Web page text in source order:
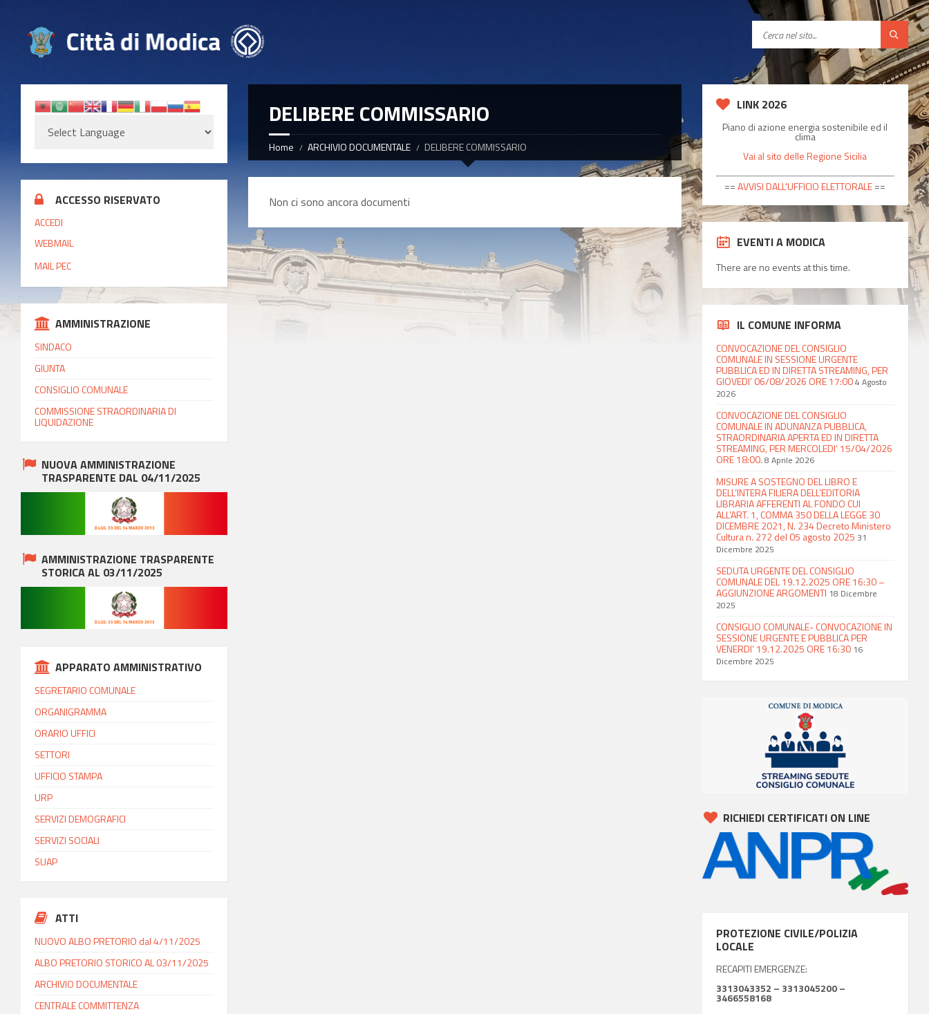
C
r
a
DELIBERE COMMISSARIO
Home ARCHIVIO DOCUMENTALE DELIBERE COMMISSARIO
Non ci sono ancora documenti
ACCESSO RISERVATO
ACCEDI
WEBMAIL
MAIL PEC
AMMINISTRAZIONE
SINDACO
GIUNTA
CONSIGLIO COMUNALE
COMMISSIONE STRAORDINARIA DI
LIQUIDAZIONE
NUOVA AMMINISTRAZIONE
TRASPARENTE DAL 04/11/2025
AMMINISTRAZIONE TRASPARENTE
STORICA AL 03/11/2025
APPARATO AMMINISTRATIVO
SEGRETARIO COMUNALE
ORGANIGRAMMA
ORARIO UFFICI
SETTORI
UFFICIO STAMPA
URP
SERVIZI DEMOGRAFICI
SERVIZI SOCIALI
SUAP
ATTI
NUOVO ALBO PRETORIO dal 4/11/2025
ALBO PRETORIO STORICO AL 03/11/2025
ARCHIVIO DOCUMENTALE
CENTRALE COMMITTENZA
LINK 2026
Piano di azione energia sostenibile ed il
clima
Vai al sito delle Regione Sicilia
==AVVISI DALL'UFFICIO ELETTORALE==
EVENTI A MODICA
There are no events at this time.
IL COMUNE INFORMA
CONVOCAZIONE DEL CONSIGLIO
COMUNALE IN SESSIONE URGENTE
PUBBLICA ED IN DIRETTA STREAMING, PER
GIOVEDI’ 06/08/2026 ORE 17:004 Agosto
2026
CONVOCAZIONE DEL CONSIGLIO
COMUNALE IN ADUNANZA PUBBLICA,
STRAORDINARIA APERTA ED IN DIRETTA
STREAMING, PER MERCOLEDI’ 15/04/2026
ORE 18:00. 8 Aprile 2026
MISURE A SOSTEGNO DEL LIBRO E
DELL’INTERA FILIERA DELL’EDITORIA
LIBRARIA AFFERENTI AL FONDO CUI
ALL’ART. 1, COMMA 350 DELLA LEGGE 30
DICEMBRE 2021, N. 234 Decreto Ministero
Cultura n. 272 del 05 agosto 2025 31
Dicembre 2025
SEDUTA URGENTE DEL CONSIGLIO
COMUNALE DEL 19.12.2025 ORE 16:30 –
AGGIUNZIONE ARGOMENTI 18 Dicembre
2025
CONSIGLIO COMUNALE- CONVOCAZIONE IN
SESSIONE URGENTE E PUBBLICA PER
VENERDI’ 19.12.2025 ORE 16:30 16
Dicembre 2025
RICHIEDI CERTIFICATI ON LINE
PROTEZIONE CIVILE/POLIZIA
LOCALE
RECAPITI EMERGENZE:
3313043352 – 3313045200 –
3466558168